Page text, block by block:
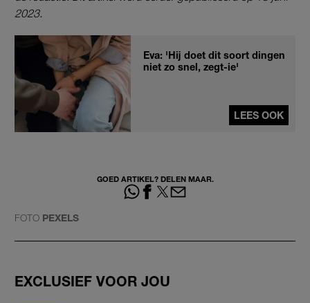
2023.
Eva: 'Hij doet dit soort dingen
niet zo snel, zegt-ie'
LEES OOK
GOED ARTIKEL? DELEN MAAR.
FOTO PEXELS
EXCLUSIEF VOOR JOU